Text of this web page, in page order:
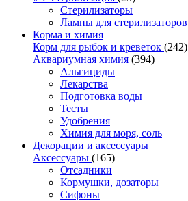
Стерилизаторы
Лампы для стерилизаторов
Корма и химия
Корм для рыбок и креветок (242)
Аквариумная химия (394)
Альгициды
Лекарства
Подготовка воды
Тесты
Удобрения
Химия для моря, соль
Декорации и аксессуары
Аксессуары (165)
Отсадники
Кормушки, дозаторы
Сифоны